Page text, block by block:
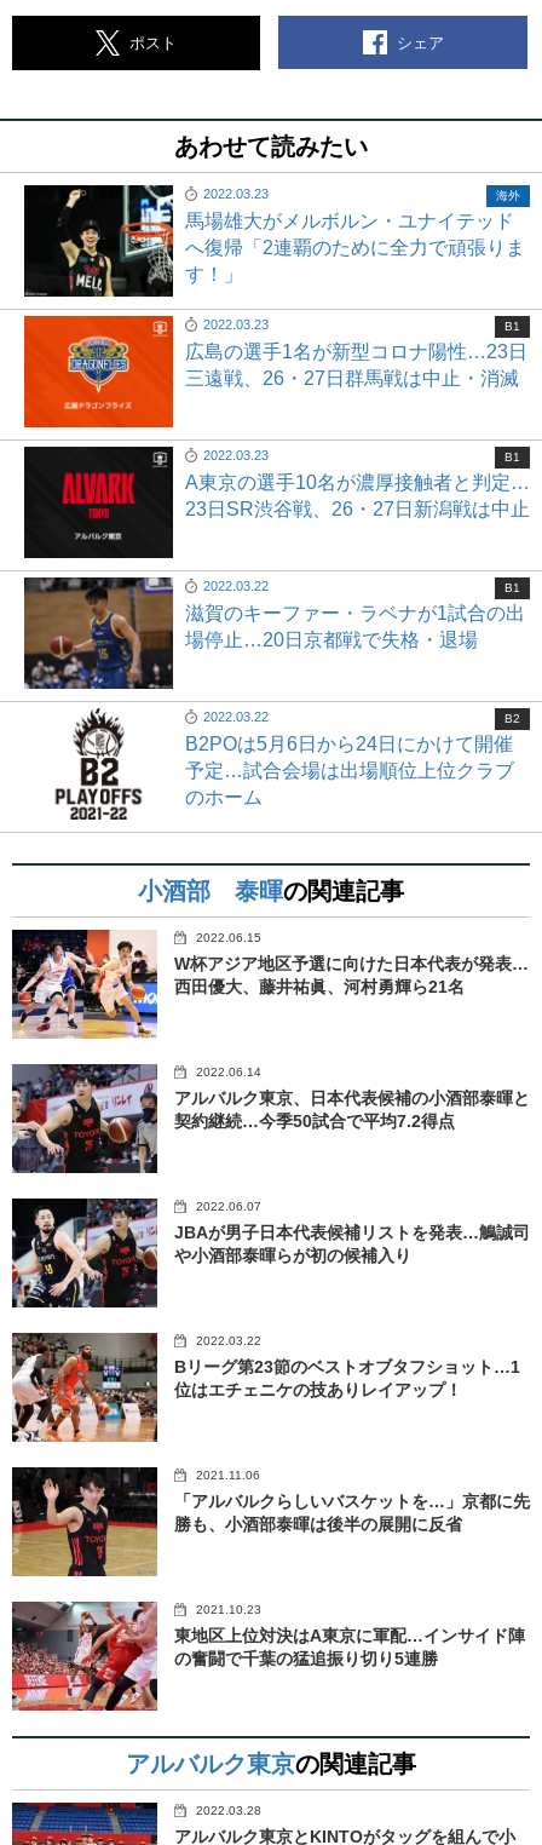
ポスト シェア
あわせて読みたい
2022.03.23
馬場雄大がメルボルン・ユナイテッド
へ復帰「2連覇のために全力で頑張りま
す！」
海外
2022.03.23
広島の選手1名が新型コロナ陽性…23日
三遠戦、26・27日群馬戦は中止・消滅
B1
2022.03.23
A東京の選手10名が濃厚接触者と判定…
23日SR渋谷戦、26・27日新潟戦は中止
B1
2022.03.22
滋賀のキーファー・ラベナが1試合の出
場停止…20日京都戦で失格・退場
B1
2022.03.22
B2POは5月6日から24日にかけて開催
予定…試合会場は出場順位上位クラブ
のホーム
B2
小酒部 泰暉の関連記事
2022.06.15
W杯アジア地区予選に向けた日本代表が発表…
西田優大、藤井祐眞、河村勇輝ら21名
2022.06.14
アルバルク東京、日本代表候補の小酒部泰暉と
契約継続…今季50試合で平均7.2得点
2022.06.07
JBAが男子日本代表候補リストを発表…鵤誠司
や小酒部泰暉らが初の候補入り
2022.03.22
Bリーグ第23節のベストオブタフショット…1
位はエチェニケの技ありレイアップ！
2021.11.06
「アルバルクらしいバスケットを…」京都に先
勝も、小酒部泰暉は後半の展開に反省
2021.10.23
東地区上位対決はA東京に軍配…インサイド陣
の奮闘で千葉の猛追振り切り5連勝
アルバルク東京の関連記事
2022.03.28
アルバルク東京とKINTOがタッグを組んで小